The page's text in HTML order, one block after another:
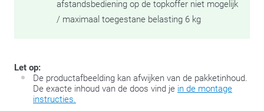
afstandsbediening op de topkoffer niet mogelijk
/ maximaal toegestane belasting 6 kg
Let op:
De productafbeelding kan afwijken van de pakketinhoud.
De exacte inhoud van de doos vind je in de montage
instructies.